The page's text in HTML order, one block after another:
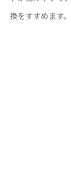
換をすすめます。